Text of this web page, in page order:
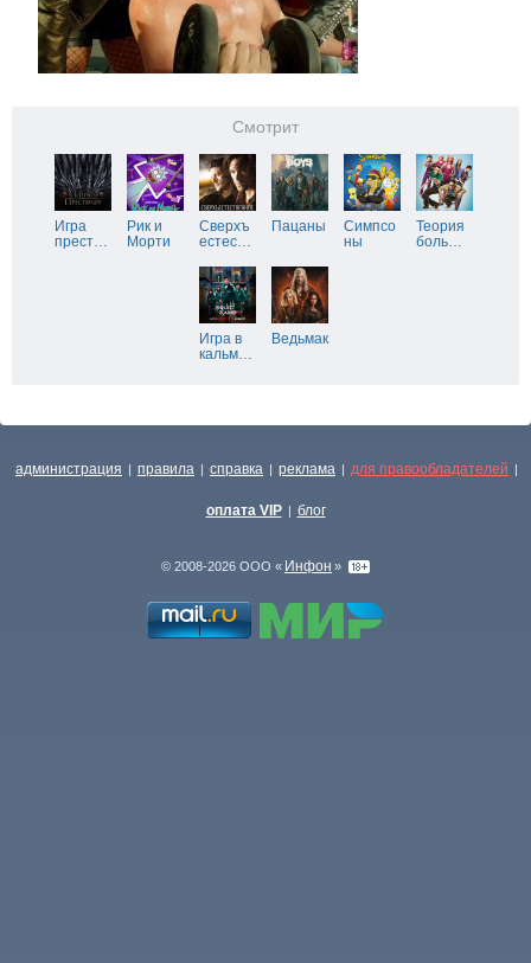
Смотрит
Игра
прест…
Рик и
Морти
Сверхъ
естес…
Пацаны
Симпсо
ны
Теория
боль…
Игра в
кальм…
Ведьмак
администрация | правила | справка | реклама | для правообладателей |
оплата VIP | блог
© 2008-2026 ООО « Инфон »